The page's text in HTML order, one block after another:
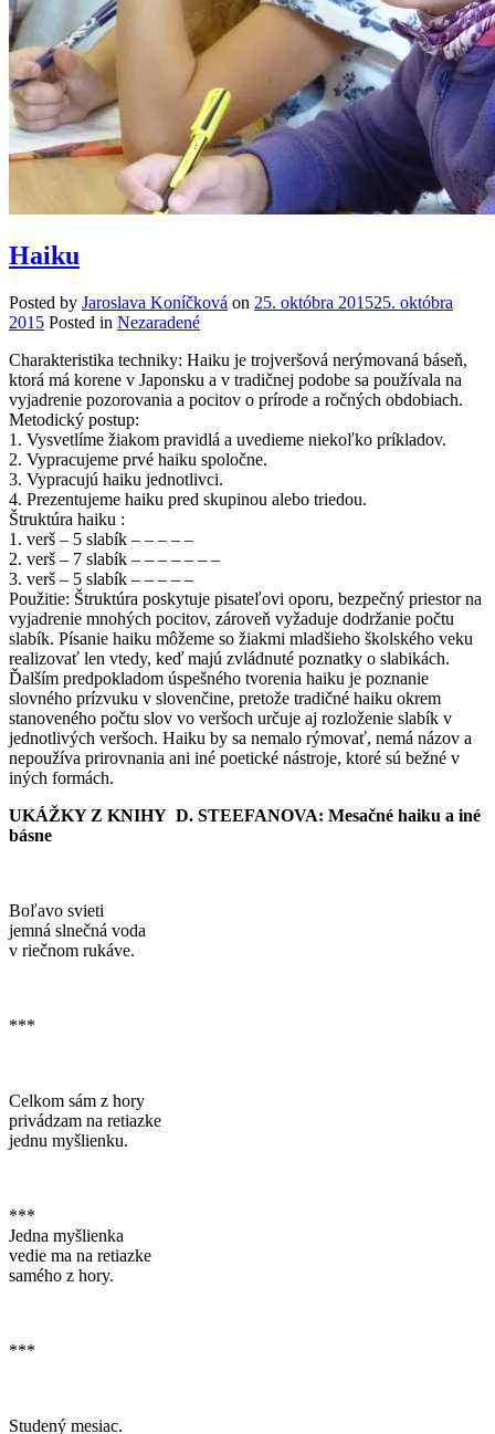
Haiku
Posted by Jaroslava Koníčková on 25. októbra 201525. októbra
2015 Posted in Nezaradené
Charakteristika techniky: Haiku je trojveršová nerýmovaná báseň,
ktorá má korene v Japonsku a v tradičnej podobe sa používala na
vyjadrenie pozorovania a pocitov o prírode a ročných obdobiach.
Metodický postup:
1. Vysvetlíme žiakom pravidlá a uvedieme niekoľko príkladov.
2. Vypracujeme prvé haiku spoločne.
3. Vypracujú haiku jednotlivci.
4. Prezentujeme haiku pred skupinou alebo triedou.
Štruktúra haiku :
1. verš – 5 slabík – – – – –
2. verš – 7 slabík – – – – – – –
3. verš – 5 slabík – – – – –
Použitie: Štruktúra poskytuje pisateľovi oporu, bezpečný priestor na
vyjadrenie mnohých pocitov, zároveň vyžaduje dodržanie počtu
slabík. Písanie haiku môžeme so žiakmi mladšieho školského veku
realizovať len vtedy, keď majú zvládnuté poznatky o slabikách.
Ďalším predpokladom úspešného tvorenia haiku je poznanie
slovného prízvuku v slovenčine, pretože tradičné haiku okrem
stanoveného počtu slov vo veršoch určuje aj rozloženie slabík v
jednotlivých veršoch. Haiku by sa nemalo rýmovať, nemá názov a
nepoužíva prirovnania ani iné poetické nástroje, ktoré sú bežné v
iných formách.
UKÁŽKY Z KNIHY D. STEEFANOVA: Mesačné haiku a iné
básne
Boľavo svieti
jemná slnečná voda
v riečnom rukáve.
***
Celkom sám z hory
privádzam na retiazke
jednu myšlienku.
***
Jedna myšlienka
vedie ma na retiazke
samého z hory.
***
Studený mesiac.